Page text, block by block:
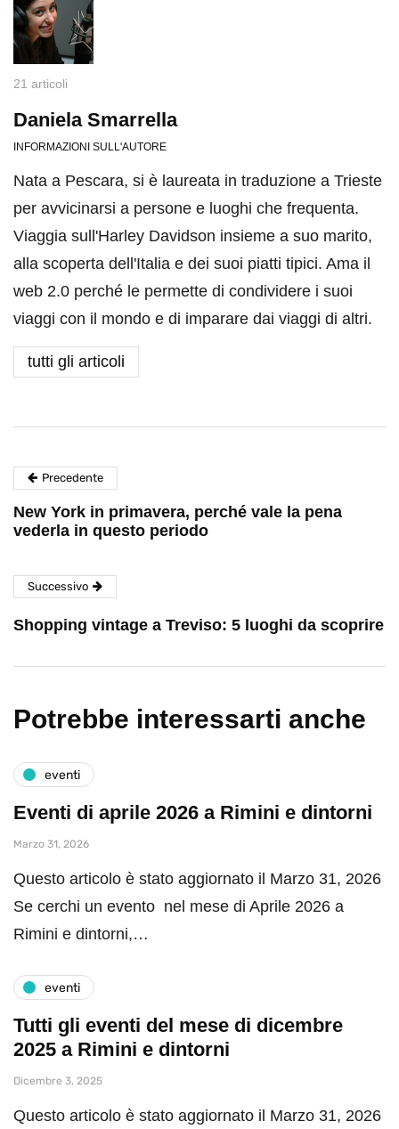
21 articoli
Daniela Smarrella
INFORMAZIONI SULL'AUTORE
Nata a Pescara, si è laureata in traduzione a Trieste
per avvicinarsi a persone e luoghi che frequenta.
Viaggia sull'Harley Davidson insieme a suo marito,
alla scoperta dell'Italia e dei suoi piatti tipici. Ama il
web 2.0 perché le permette di condividere i suoi
viaggi con il mondo e di imparare dai viaggi di altri.
tutti gli articoli
Precedente
New York in primavera, perché vale la pena
vederla in questo periodo
Successivo
Shopping vintage a Treviso: 5 luoghi da scoprire
Potrebbe interessarti anche
eventi
Eventi di aprile 2026 a Rimini e dintorni
Marzo 31, 2026
Questo articolo è stato aggiornato il Marzo 31, 2026
Se cerchi un evento nel mese di Aprile 2026 a
Rimini e dintorni,…
eventi
Tutti gli eventi del mese di dicembre
2025 a Rimini e dintorni
Dicembre 3, 2025
Questo articolo è stato aggiornato il Marzo 31, 2026